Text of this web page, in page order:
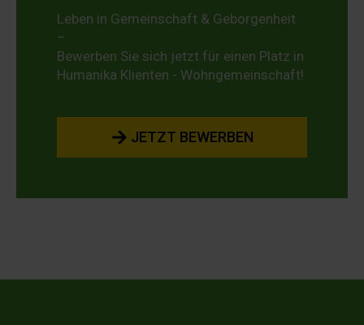
Leben in Gemeinschaft & Geborgenheit
–
Bewerben Sie sich jetzt für einen Platz in
Humanika Klienten - Wohngemeinschaft!
JETZT BEWERBEN